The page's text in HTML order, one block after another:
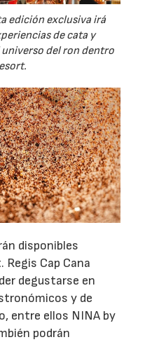
edición exclusiva irá
de cata y
del ron dentro
disponibles
Cap Cana
degustarse en
y de
entre ellos NINA by
podrán